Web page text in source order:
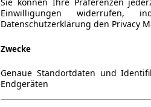
Sie können Ihre Präferenzen
Einwilligungen widerrufen,
Datenschutzerklärung den Privacy
Zwecke
Genaue Standortdaten und
Endgeräten